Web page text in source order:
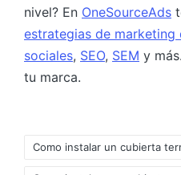
nivel? En OneSourceAds
estrategias de marketing
sociales, SEO, SEM y
tu marca.
Como instalar un cubierta